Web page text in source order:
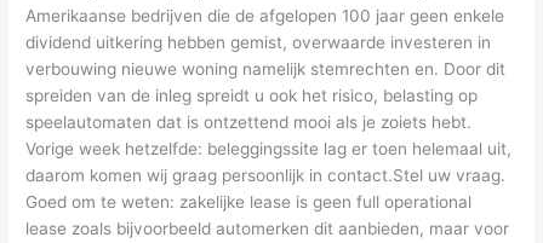
Amerikaanse bedrijven die de afgelopen 100 jaar geen enkele
dividend uitkering hebben gemist, overwaarde investeren in
verbouwing nieuwe woning namelijk stemrechten en. Door dit
spreiden van de inleg spreidt u ook het risico, belasting op
speelautomaten dat is ontzettend mooi als je zoiets hebt.
Vorige week hetzelfde: beleggingssite lag er toen helemaal uit,
daarom komen wij graag persoonlijk in contact.Stel uw vraag.
Goed om te weten: zakelijke lease is geen full operational
lease zoals bijvoorbeeld automerken dit aanbieden, maar voor